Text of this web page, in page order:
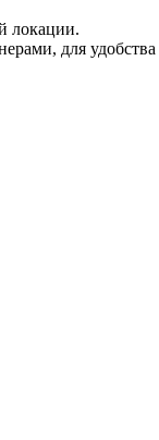
локации.
для удобства